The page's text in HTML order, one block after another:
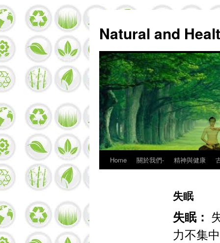
Natural and
SkipHome 關於我們- 精神與健康
失眠
失眠：
力不集